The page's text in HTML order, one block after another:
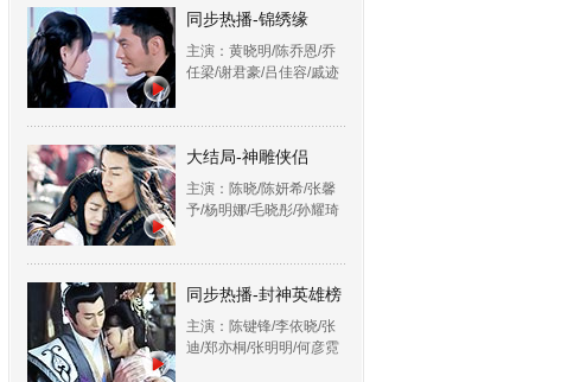
同步热播-锦绣缘
主演：黄晓明/陈乔恩/乔
任梁/谢君豪/吕佳容/戚迹
大结局-神雕侠侣
主演：陈晓/陈妍希/张馨
予/杨明娜/毛晓彤/孙耀琦
同步热播-封神英雄榜
主演：陈键锋/李依晓/张
迪/郑亦桐/张明明/何彦霓